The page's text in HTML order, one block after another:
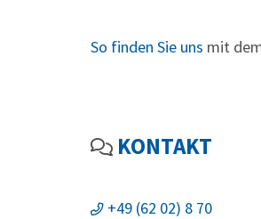
So finden Sie uns mit
KONTAKT
+49 (62 02) 8 70